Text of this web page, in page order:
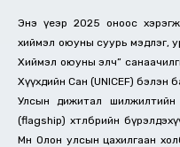
Энэ үеэр 2025 оноос
хиймэл оюуны суурь мэдлэг,
Хиймэл оюуны элч”
Хүүхдийн Сан (UNICEF) бэлэн
Улсын дижитал шилжилтийн
(flagship) хөтөлбөрийн
Мөн Олон улсын цахилгаан